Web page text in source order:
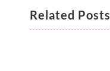
Related Posts